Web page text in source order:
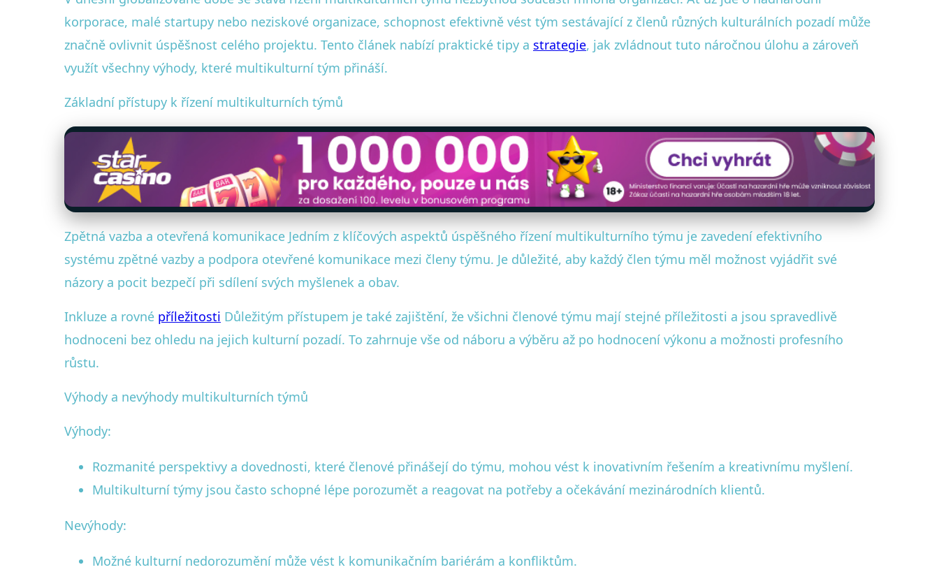
korporace, malé startupy nebo neziskové organizace, schopnost efektivně vést tým sestávající z členů různých kulturálních pozadí může
značně ovlivnit úspěšnost celého projektu. Tento článek nabízí praktické tipy a strategie, jak zvládnout tuto náročnou úlohu a zároveň
využít všechny výhody, které multikulturní tým přináší.
Základní přístupy k řízení multikulturních týmů
Zpětná vazba a otevřená komunikace Jedním z klíčových aspektů úspěšného řízení multikulturního týmu je zavedení efektivního
systému zpětné vazby a podpora otevřené komunikace mezi členy týmu. Je důležité, aby každý člen týmu měl možnost vyjádřit své
názory a pocit bezpečí při sdílení svých myšlenek a obav.
Inkluze a rovné příležitosti Důležitým přístupem je také zajištění, že všichni členové týmu mají stejné příležitosti a jsou spravedlivě
hodnoceni bez ohledu na jejich kulturní pozadí. To zahrnuje vše od náboru a výběru až po hodnocení výkonu a možnosti profesního
růstu.
Výhody a nevýhody multikulturních týmů
Výhody:
Rozmanité perspektivy a dovednosti, které členové přinášejí do týmu, mohou vést k inovativním řešením a kreativnímu myšlení.
Multikulturní týmy jsou často schopné lépe porozumět a reagovat na potřeby a očekávání mezinárodních klientů.
Nevýhody:
Možné kulturní nedorozumění může vést k komunikačním bariérám a konfliktům.